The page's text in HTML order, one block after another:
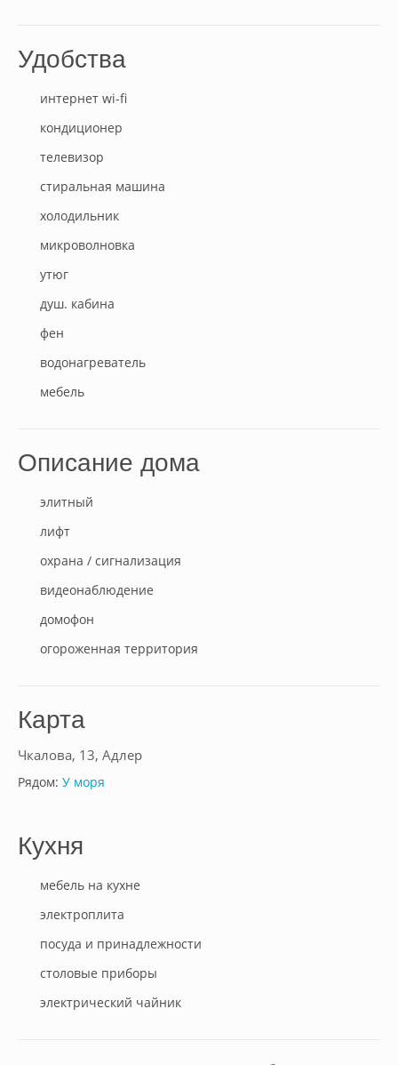
Удобства
интернет wi-fi
кондиционер
телевизор
стиральная машина
холодильник
микроволновка
утюг
душ. кабина
фен
водонагреватель
мебель
Описание дома
элитный
лифт
охрана / сигнализация
видеонаблюдение
домофон
огороженная территория
Карта
Чкалова, 13, Адлер
Рядом: У моря
Кухня
мебель на кухне
электроплита
посуда и принадлежности
столовые приборы
электрический чайник